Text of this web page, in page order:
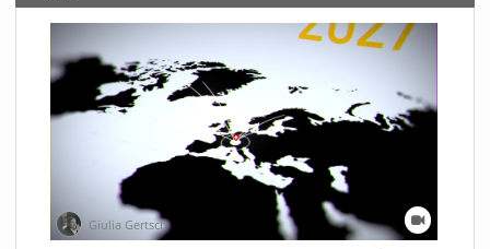
Giulia Gertsch